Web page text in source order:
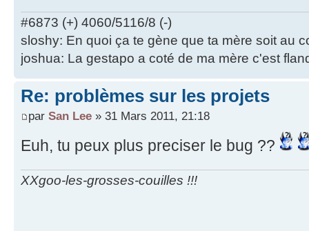
#6873 (+) 4060/5116/8 (-)
sloshy: En quoi ça te gène que ta mère soit au
joshua: La gestapo a coté de ma mère c'est
Re: problèmes sur les projets
par San Lee » 31 Mars 2011, 21:18
Euh, tu peux plus preciser le bug ??
XXgoo-les-grosses-couilles !!!